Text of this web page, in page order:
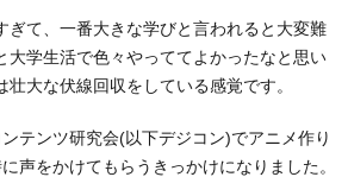
ぎて、一番大きな学びと言われると大変難
大学生活で色々やっててよかったなと思い
壮大な伏線回収をしている感覚です。
テンツ研究会(以下デジコン)でアニメ作り
声をかけてもらうきっかけになりました。